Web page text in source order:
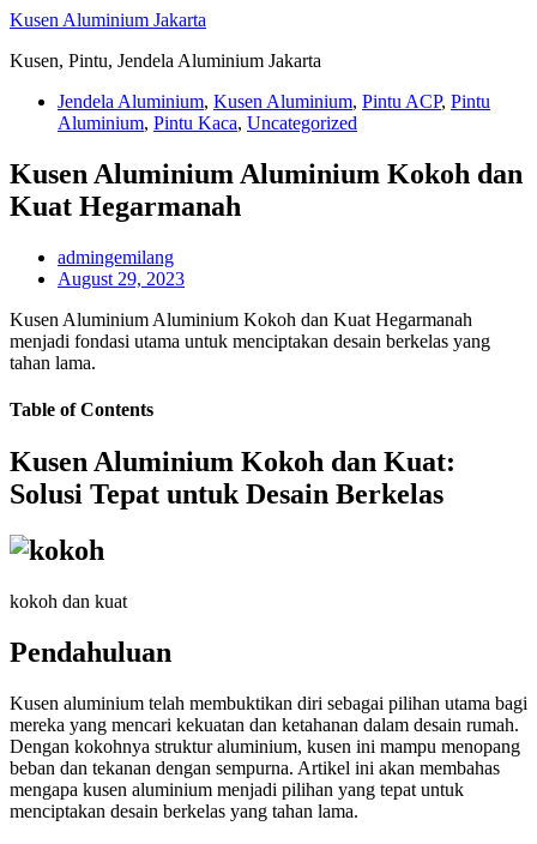
Skip
content
Kusen Aluminium Jakarta
Kusen, Pintu, Jendela Aluminium Jakarta
Jendela Aluminium, Kusen Aluminium, Pintu ACP, Pintu
Aluminium, Pintu Kaca, Uncategorized
Kusen Aluminium Aluminium Kokoh dan
Kuat Hegarmanah
admingemilang
August 29, 2023
Kusen Aluminium Aluminium Kokoh dan Kuat Hegarmanah
menjadi fondasi utama untuk menciptakan desain berkelas yang
tahan lama.
Table of Contents
Kusen Aluminium Kokoh dan Kuat:
Solusi Tepat untuk Desain Berkelas
kokoh dan kuat
Pendahuluan
Kusen aluminium telah membuktikan diri sebagai pilihan utama bagi
mereka yang mencari kekuatan dan ketahanan dalam desain rumah.
Dengan kokohnya struktur aluminium, kusen ini mampu menopang
beban dan tekanan dengan sempurna. Artikel ini akan membahas
mengapa kusen aluminium menjadi pilihan yang tepat untuk
menciptakan desain berkelas yang tahan lama.